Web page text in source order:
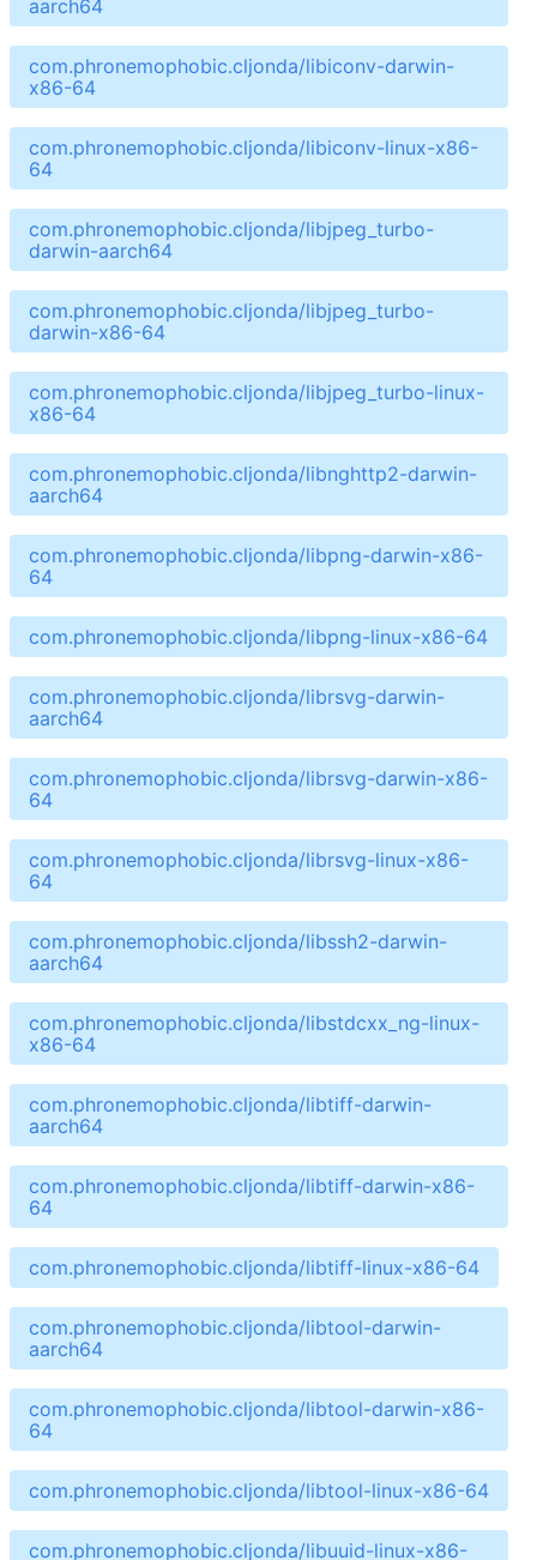
aarch64
com.phronemophobic.cljonda/libiconv-darwin-
x86-64
com.phronemophobic.cljonda/libiconv-linux-x86-
64
com.phronemophobic.cljonda/libjpeg_turbo-
darwin-aarch64
com.phronemophobic.cljonda/libjpeg_turbo-
darwin-x86-64
com.phronemophobic.cljonda/libjpeg_turbo-linux-
x86-64
com.phronemophobic.cljonda/libnghttp2-darwin-
aarch64
com.phronemophobic.cljonda/libpng-darwin-x86-
64
com.phronemophobic.cljonda/libpng-linux-x86-64
com.phronemophobic.cljonda/librsvg-darwin-
aarch64
com.phronemophobic.cljonda/librsvg-darwin-x86-
64
com.phronemophobic.cljonda/librsvg-linux-x86-
64
com.phronemophobic.cljonda/libssh2-darwin-
aarch64
com.phronemophobic.cljonda/libstdcxx_ng-linux-
x86-64
com.phronemophobic.cljonda/libtiff-darwin-
aarch64
com.phronemophobic.cljonda/libtiff-darwin-x86-
64
com.phronemophobic.cljonda/libtiff-linux-x86-64
com.phronemophobic.cljonda/libtool-darwin-
aarch64
com.phronemophobic.cljonda/libtool-darwin-x86-
64
com.phronemophobic.cljonda/libtool-linux-x86-64
com.phronemophobic.cljonda/libuuid-linux-x86-